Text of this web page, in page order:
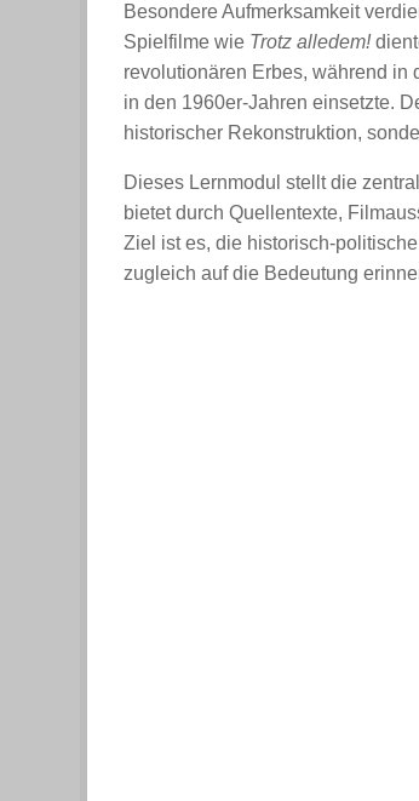
Besondere Aufmerksamkeit
Spielfilme wie Trotz alledem!
revolutionären Erbes, während in
in den 1960er-Jahren einsetzte.
historischer Rekonstruktion,
Dieses Lernmodul stellt die
bietet durch Quellentexte,
Ziel ist es, die historisch-
zugleich auf die Bedeutung